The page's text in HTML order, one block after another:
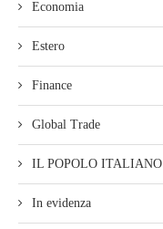
Economia
Estero
Finance
Global Trade
IL POPOLO ITALIANO
In evidenza